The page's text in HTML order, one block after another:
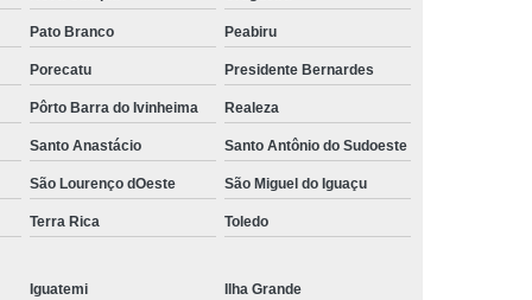
Viciados em Drogas
Usuários de Drogas
Reabilitação para Usuários de Drogas
Viciados em Drogas
Viciados em álcool
Viciados em álcool
Viciados em álcool Cascavel
Pato Branco Peabiru
Porecatu Presidente Bernardes
Pôrto Barra do Ivinheima Realeza
Santo Anastácio Santo Antônio do Sudoeste
São Lourenço dOeste São Miguel do Iguaçu
Terra Rica Toledo
Iguatemi Ilha Grande